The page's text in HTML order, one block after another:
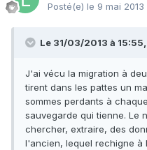
Posté(e) le 9 mai 2013
Le 31/03/2013 à
J'ai vécu la migration à
tirent dans les pattes un
sommes perdants à
sauvegarde qui tienne. Le
chercher, extraire, des
l'ancien, lequel rechigne à